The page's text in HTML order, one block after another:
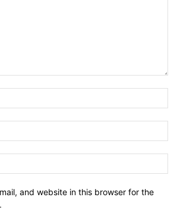
and website in this browser for the